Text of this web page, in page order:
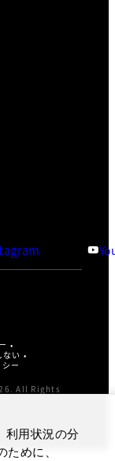
い
ー
All Rights
利用状況の分
めに、